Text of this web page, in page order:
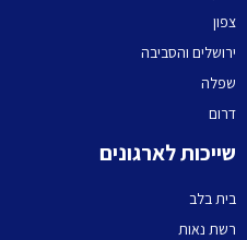
צפון
ירושלים והסביבה
שפלה
דרום
שייכות לארגונים
בית בלב
רשת נאות